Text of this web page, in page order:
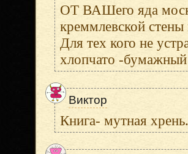
ОТ ВАШего яда
креммлевской стены
Для тех кого не
хлопчато -
Виктор
Книга- мутная